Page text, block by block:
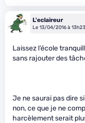
L'eclaireur
Le 13/04/2016 à 13h23
Laissez l’école
sans rajouter des
Je ne saurai pas dire
non, ce que je ne
harcèlement serait